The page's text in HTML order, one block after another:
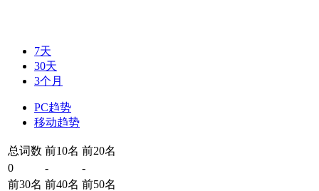
7天
30天
3个月
PC趋势
移动趋势
总词数 前10名 前20名
0
-
-
前30名 前40名 前50名